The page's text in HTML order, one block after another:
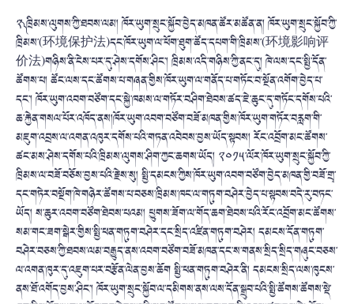
༢༽ ཁྲིམས་ལུགས་ཀྱི་ཐབས་ལམ། ཁོར་ཡུག་སྲུང་སྐྱོབ་བྱེད་མཁན་ཚོར་མཚོན་ན། ཁོར་ཡུག་སྲུང་སྐྱོབ་ཀྱི་
ཁྲིམས་(环境保护法)དང་ཁོར་ཡུག་ལ་ཕོག་ཐུག་ཚོད་དཔག་གི་ཁྲིམས་(环境影响评
价法)གཉིས་ནི་ངེས་པར་དུ་ཤེས་དགོས་ཤིང་། ཁྲིམས་འདི་གཉིས་ཀྱི་ནང་དུ། ཁེ་ལས་དང་སྤྱི་དོན་
ཚོགས་པ། ཚོང་ལས་དང་ཚོགས་པ་གཞན་གྱིས་ཁོར་ཡུག་ལ་གནོད་པ་གཏོང་བ་སྔོན་འགོག་བྱེད་པ་
དང་། ཁོར་ཡུག་འབག་བཙོག་དང་སྐྱེ་ཁམས་ལ་གཏོར་བཤིག་ཐེབས་ཚད་ཇེ་ཆུང་དུ་གཏོང་དགོས་པའི་
ཆ་རྐྱེན་གསལ་པོར་འཁོད་ནས།ཁོར་ཡུག་འབག་བཙོག་བཟོ་མཁན་གྱིས་ཁོར་ཡུག་གཏོར་བརླག་གི་
མཇུག་འབྲས་ལ་འགན་འཁུར་དགོས་པའི་གཏན་འབེབས་བྱས་ཡོད་སྟབས། རོང་འབྲོག་མང་ཚོགས་
ཚང་མས་ཤེས་དགོས་པའི་ཁྲིམས་ལུགས་ཤིག་ཀྱང་ཆགས་ཡོད། ༢༠༡༥་ལོར་ཁོར་ཡུག་སྲུང་སྐྱོབ་ཀྱི་
ཁྲིམས་ལ་བཟོ་བཅོས་བྱས་པའི་རྗེས་སུ། སྤྱི་དམངས་ཀྱིས་ཁོར་ཡུག་འབག་བཙོག་བྱེད་མཁན་གྱི་བཟོ་གྲྭ་
དང་གཏེར་བསྔོག་ཁེ་གཉེར་ཚོགས་པ་བཅས་ཁྲིམས་ཁང་ལ་གཏུག་བཤེར་བྱེད་པ་སྟབས་བདེ་རུ་བཏང་
ཡོད། ས་ཆུར་འབག་བཙོག་ཐེབས་པའམ། ཕྱུགས་ཟོག་ལ་གོད་ཆག་ཐེབས་པའི་རོང་འབྲོག་མང་ཚོགས་
སམ་གང་ཟག་སྒེར་གྱིས་སྤྱི་ཕན་གཏུག་བཤེར་དང་སྲིད་འཛིན་གཏུག་བཤེར། དམངས་དོན་གཏུག་
བཤེར་བཅས་ཀྱི་ཐབས་ལམ་བརྒྱུད་ནས་འབག་བཙོག་བཟོ་མཁན་དང་ས་གནས་སྲིད་སྲིད་གཞུང་བཅས་
ལ་འགན་ཁུར་དུ་འཇུག་པར་བརྩོན་ལེན་བྱས་ཆོག སྤྱི་ཕན་གཏུག་བཤེར་ནི། དམངས་སྲིད་ལས་ཁུངས་
ནས་ཐོ་འགོད་བྱས་ཤིང་། ཁོར་ཡུག་སྲུང་སྐྱོབ་ལ་དམིགས་ནས་ལས་དོན་སྒྲུབ་པའི་སྤྱི་ཚོགས་ཚོགས་སྡེ་